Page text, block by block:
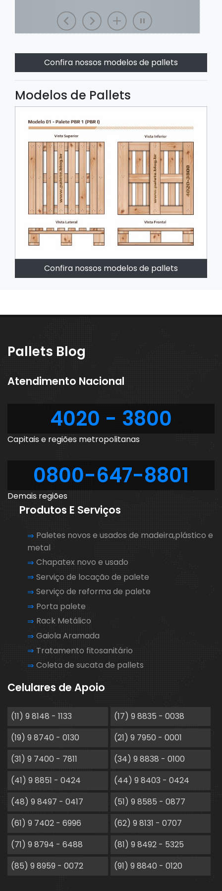
Confira nossos modelos de pallets
Modelos de Pallets
Confira nossos modelos de pallets
Pallets Blog
Atendimento Nacional
4020 - 3800
Capitais e regiões metropolitanas
0800-647-8801
Demais regiões
Produtos E Serviços
Paletes novos e usados de madeira,plástico e
metal
Chapatex novo e usado
Serviço de locação de palete
Serviço de reforma de palete
Porta palete
Rack Metálico
Gaiola Aramada
Tratamento fitosanitário
Coleta de sucata de pallets
Celulares de Apoio
(11) 9 8148 - 1133
(17) 9 8835 - 0038
(19) 9 8740 - 0130
(21) 9 7950 - 0001
(31) 9 7400 - 7811
(34) 9 8838 - 0100
(41) 9 8851 - 0424
(44) 9 8403 - 0424
(48) 9 8497 - 0417
(51) 9 8585 - 0877
(61) 9 7402 - 6996
(62) 9 8131 - 0707
(71) 9 8794 - 6488
(81) 9 8492 - 5325
(85) 9 8959 - 0072
(91) 9 8840 - 0120